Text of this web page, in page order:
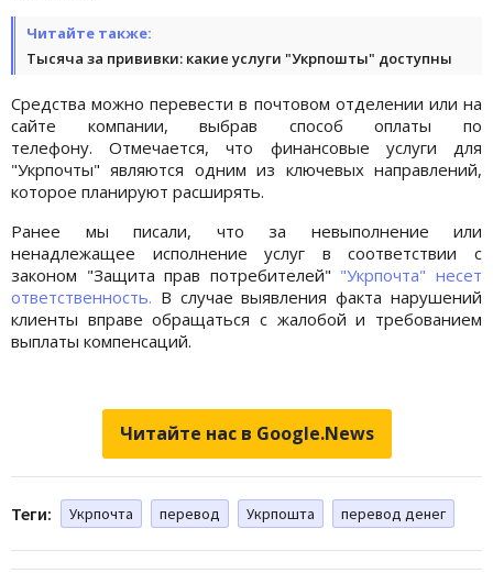
Читайте также:
Тысяча за прививки: какие услуги "Укрпошты" доступны
Средства можно перевести в почтовом отделении или на
сайте компании, выбрав способ оплаты по
телефону. Отмечается, что финансовые услуги для
"Укрпочты" являются одним из ключевых направлений,
которое планируют расширять.
Ранее мы писали, что за невыполнение или
ненадлежащее исполнение услуг в соответствии с
законом "Защита прав потребителей" "Укрпочта" несет
ответственность. В случае выявления факта нарушений
клиенты вправе обращаться с жалобой и требованием
выплаты компенсаций.
Читайте нас в Google.News
Теги: Укрпочта перевод Укрпошта перевод денег